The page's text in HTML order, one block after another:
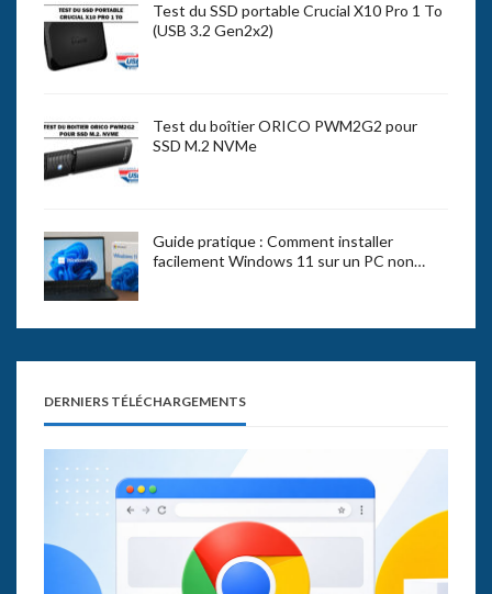
Test du SSD portable Crucial X10 Pro 1 To
(USB 3.2 Gen2x2)
Test du boîtier ORICO PWM2G2 pour
SSD M.2 NVMe
Guide pratique : Comment installer
facilement Windows 11 sur un PC non…
DERNIERS TÉLÉCHARGEMENTS